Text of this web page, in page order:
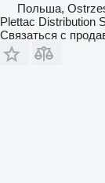
Польша,
Plettac Distribution
Связаться с